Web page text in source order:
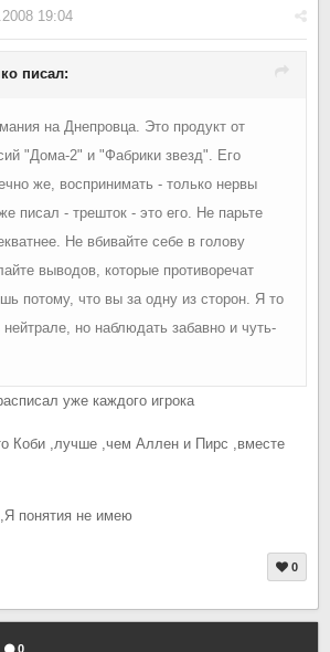
19:04
писал:
на Днепровца. Это продукт от
"Дома-2" и "Фабрики звезд". Его
же, воспринимать - только нервы
писал - трешток - это его. Не парьте
Не вбивайте себе в голову
выводов, которые противоречат
потому, что вы за одну из сторон. Я то
но наблюдать забавно и чуть-
уже каждого игрока
Коби ,лучше ,чем Аллен и Пирс ,вместе
понятия не имею
0
0